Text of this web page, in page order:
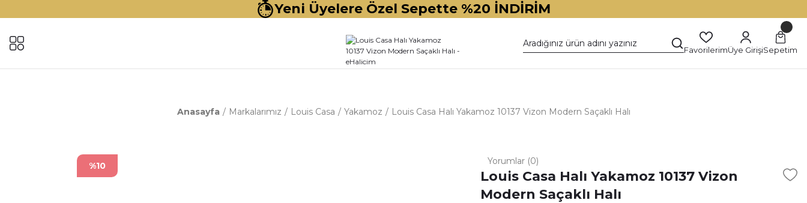
Yeni Üyelere Özel Sepette %20 İNDİRİM
FavorilerimÜye GirişiSepetim
Anasayfa Markalarımız Louis Casa Yakamoz Louis Casa Halı Yakamoz 10137 Vizon Modern Saçaklı Halı
%10 Yorumlar (0)
Louis Casa Halı Yakamoz 10137 Vizon
Modern Saçaklı Halı